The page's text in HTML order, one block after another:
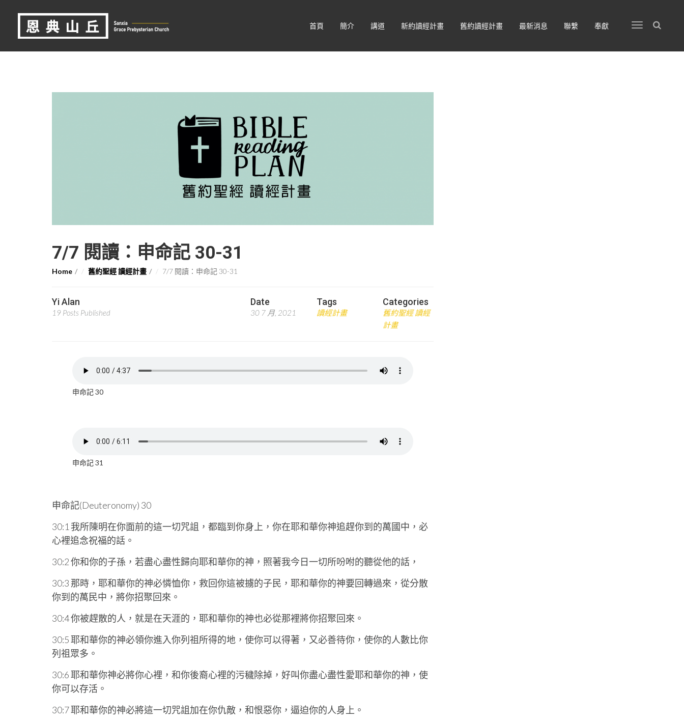
首頁 簡介 講道 新約讀經計畫 舊約讀經計畫 最新消息 聯繫 奉獻
7/7 閱讀：申命記 30-31
Home 舊約聖經 讀經計畫 7/7 閱讀：申命記 30-31
Yi Alan
19 Posts Published
Date
30 7 月, 2021
Tags
讀經計畫
Categories
舊約聖經 讀經
計畫
申命記 30
申命記 31
申命記(Deuteronomy) 30
30:1 我所陳明在你面前的這一切咒詛，都臨到你身上，你在耶和華你神追趕你到的萬國中，必
心裡追念祝福的話。
30:2 你和你的子孫，若盡心盡性歸向耶和華你的神，照著我今日一切所吩咐的聽從他的話，
30:3 那時，耶和華你的神必憐恤你，救回你這被擄的子民，耶和華你的神要回轉過來，從分散
你到的萬民中，將你招聚回來。
30:4 你被趕散的人，就是在天涯的，耶和華你的神也必從那裡將你招聚回來。
30:5 耶和華你的神必領你進入你列祖所得的地，使你可以得著，又必善待你，使你的人數比你
列祖眾多。
30:6 耶和華你神必將你心裡，和你後裔心裡的污穢除掉，好叫你盡心盡性愛耶和華你的神，使
你可以存活。
30:7 耶和華你的神必將這一切咒詛加在你仇敵，和恨惡你，逼迫你的人身上。